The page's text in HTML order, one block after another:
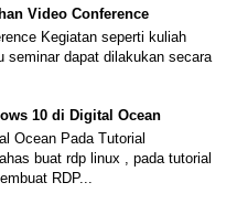
Video Conference
Kegiatan seperti kuliah
seminar dapat dilakukan secara
10 di Digital Ocean
Ocean Pada Tutorial
buat rdp linux , pada tutorial
RDP...